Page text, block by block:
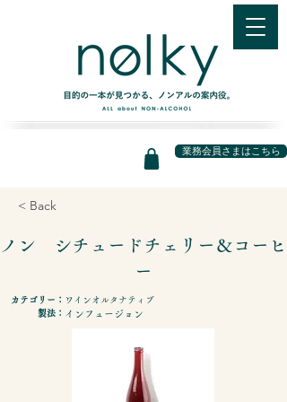
業務会員さまはこちら
< Back
ノン シチュードチェリー＆コーヒ
ー
カテゴリー： ワインオルタナティブ
製法： インフュージョン